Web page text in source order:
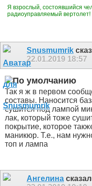
Я взрослый, состоявшийся
радиоуправляемый вертолет!
Snusmumrik
22.01.2019 18:57
Так я ж в первом
составы. Наносится
сушится под лампой
лак, который тоже
покрытие, которое
маникюр. Т.е., нам
топ и лампа
Ангелина